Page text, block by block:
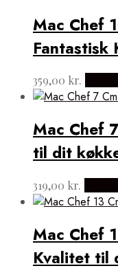
Mac Chef
Fantastisk
359,00 kr.
Mac Chef
til dit
319,00 kr.
Mac Chef
Kvalitet til